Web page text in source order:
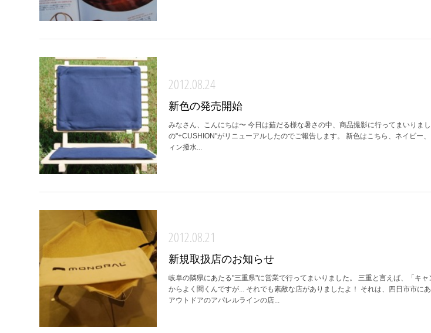
2012.08.24
新色の発売開始
みなさん、こんにちは〜 今日は茹だる様な暑さの中、商品撮影に行ってまいりま
の"+CUSHION"がリニューアルしたのでご報告します。 新色はこちら、ネイビー
ィン撥水...
2012.08.21
新規取扱店のお知らせ
岐阜の隣県にあたる"三重県"に営業で行ってまいりました。 三重と言えば、「キ
からよく聞くんですが... それでも素敵な店がありましたよ！ それは、四日市市に
アウトドアのアパレルラインの店...